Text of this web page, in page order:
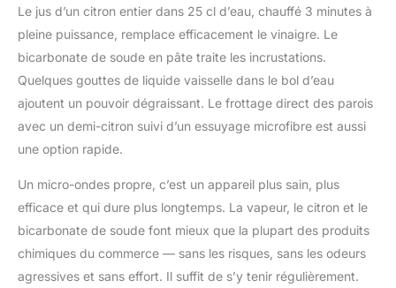
Le jus d’un citron entier dans 25 cl d’eau, chauffé 3 minutes à
pleine puissance, remplace efficacement le vinaigre. Le
bicarbonate de soude en pâte traite les incrustations.
Quelques gouttes de liquide vaisselle dans le bol d’eau
ajoutent un pouvoir dégraissant. Le frottage direct des parois
avec un demi-citron suivi d’un essuyage microfibre est aussi
une option rapide.
Un micro-ondes propre, c’est un appareil plus sain, plus
efficace et qui dure plus longtemps. La vapeur, le citron et le
bicarbonate de soude font mieux que la plupart des produits
chimiques du commerce — sans les risques, sans les odeurs
agressives et sans effort. Il suffit de s’y tenir régulièrement.